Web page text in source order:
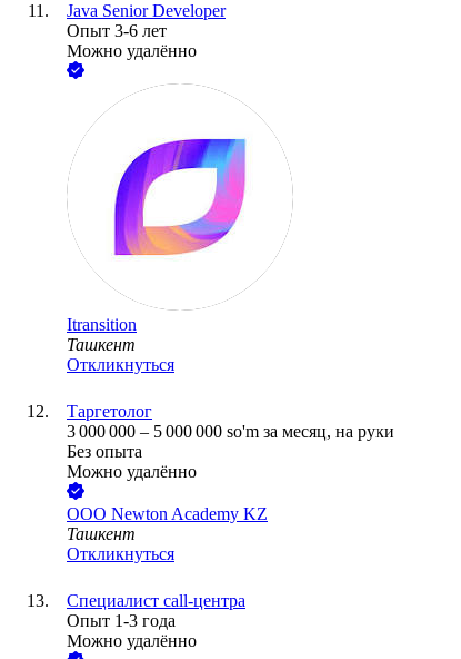
Java Senior Developer
Опыт 3-6 лет
Можно удалённо
Itransition
Ташкент
Откликнуться
Таргетолог
3 000 000 – 5 000 000 so'm за месяц, на руки
Без опыта
Можно удалённо
ООО Newton Academy KZ
Ташкент
Откликнуться
Специалист call-центра
Опыт 1-3 года
Можно удалённо